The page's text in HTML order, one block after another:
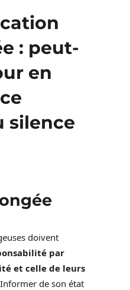
: peut-
en
silence
doivent
par
et celle de leurs
de son état